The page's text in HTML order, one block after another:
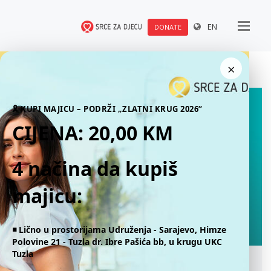
DONATE EN
×
🎗 KUPI MAJICU – PODRŽI „ZLATNI KRUG 2026“
CIJENA: 20,00 KM
4 načina da kupiš
majicu:
◾️ Lično u prostorijama Udruženja - Sarajevo, Himze
Polovine 21 - Tuzla dr. Ibre Pašića bb, u krugu UKC
Tuzla